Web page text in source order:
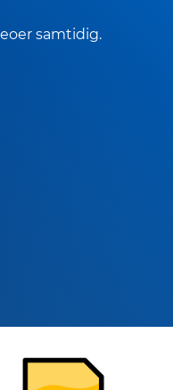
samtidig.